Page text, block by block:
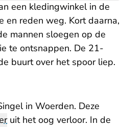
een kledingwinkel in de
en reden weg. Kort daarna,
mannen sloegen op de
te ontsnappen. De 21-
buurt over het spoor liep.
in Woerden. Deze
uit het oog verloor. In de